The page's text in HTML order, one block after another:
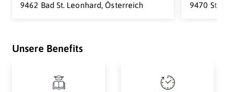
9462 Bad St. Leonhard, Österreich
9470 St.
Unsere Benefits